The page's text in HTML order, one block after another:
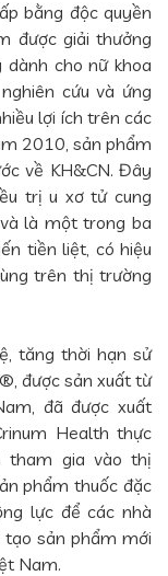
bằng độc quyền
được giải thưởng
dành cho nữ khoa
cứu và ứng
lợi ích trên các
2010, sản phẩm
về KH&CN. Đây
trị u xơ tử cung
là một trong ba
tiền liệt, có hiệu
trên thị trường
tăng thời hạn sử
được sản xuất từ
đã được xuất
Health thực
tham gia vào thị
phẩm thuốc đặc
lực để các nhà
sản phẩm mới
Nam.